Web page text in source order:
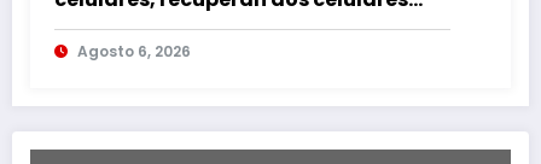
mediante rastreo y persecución
Agosto 6, 2026